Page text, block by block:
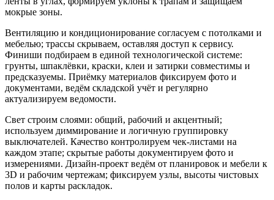
мокрые зоны.
Вентиляцию и кондиционирование согласуем с потолками и
мебелью; трассы скрываем, оставляя доступ к сервису.
Финиши подбираем в единой технологической системе:
грунты, шпаклёвки, краски, клеи и затирки совместимы и
предсказуемы. Приёмку материалов фиксируем фото и
документами, ведём складской учёт и регулярно
актуализируем ведомости.
Свет строим слоями: общий, рабочий и акцентный;
используем диммирование и логичную группировку
выключателей. Качество контролируем чек-листами на
каждом этапе; скрытые работы документируем фото и
измерениями. Дизайн-проект ведём от планировок и мебели к
3D и рабочим чертежам; фиксируем узлы, высоты чистовых
полов и карты раскладок.